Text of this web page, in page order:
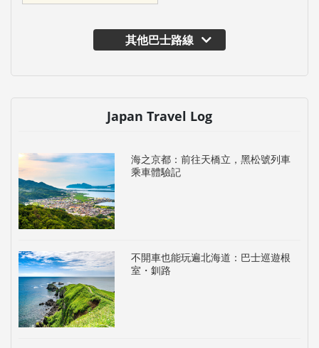
其他巴士路線
Japan Travel Log
海之京都：前往天橋立，黑松號列車
乘車體驗記
不開車也能玩遍北海道：巴士巡遊根
室・釧路